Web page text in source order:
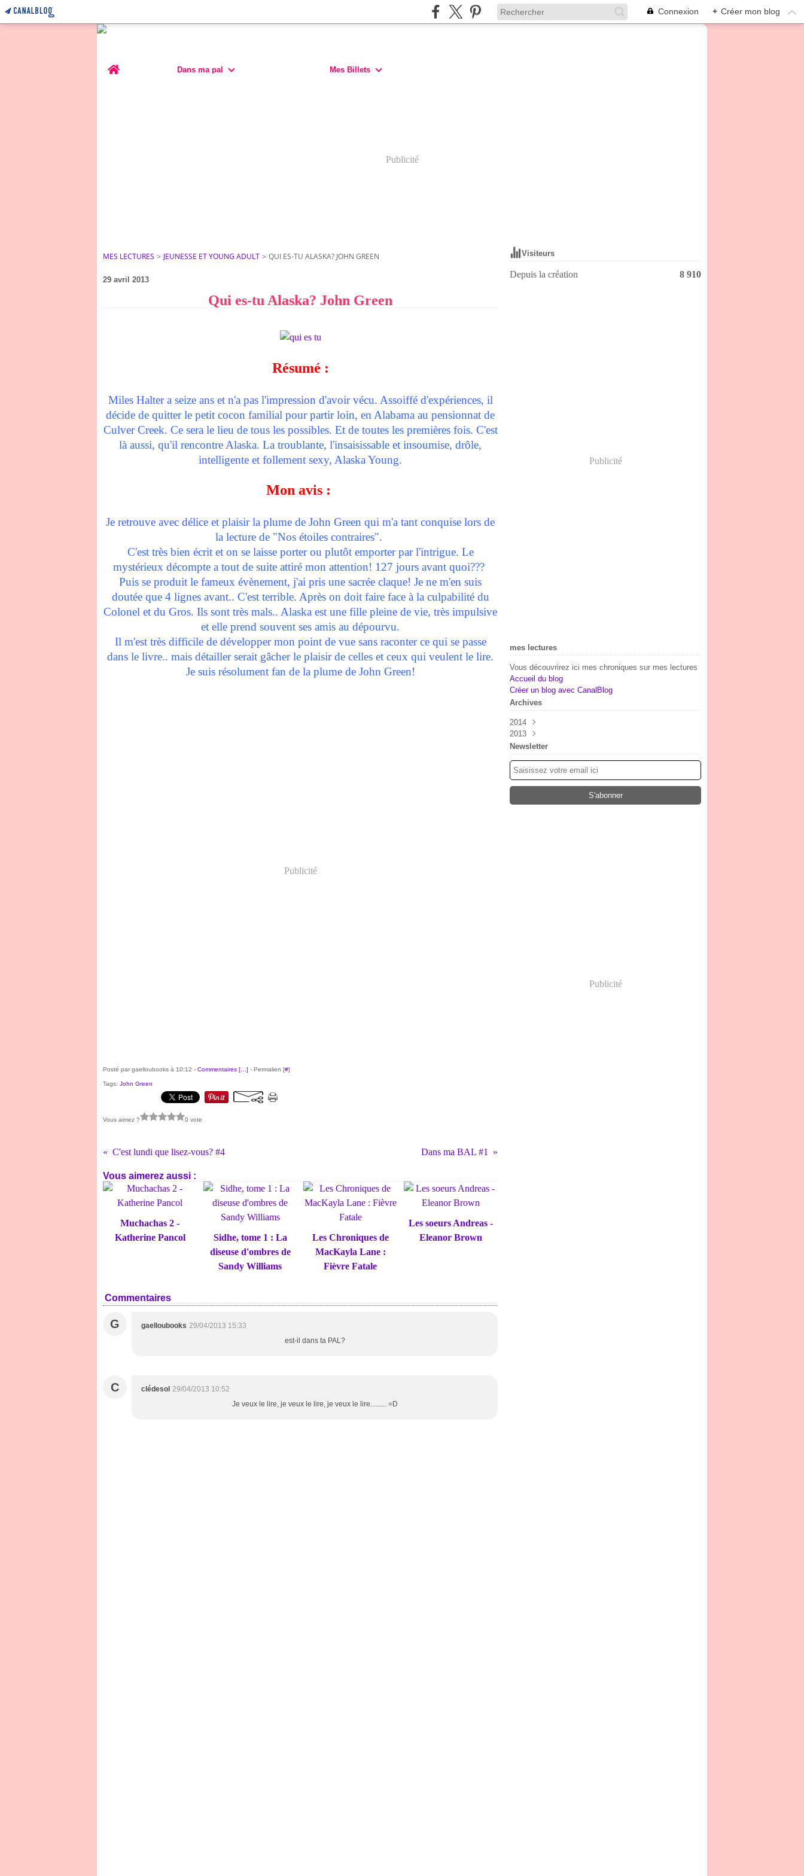
Connexion + Créer mon blog
Home
Dans ma pal Mes Billets
Publicité
MES LECTURES > JEUNESSE ET YOUNG ADULT > QUI ES-TU ALASKA? JOHN GREEN
29 avril 2013
Qui es-tu Alaska? John Green
Résumé :
Miles Halter a seize ans et n'a pas l'impression d'avoir vécu. Assoiffé d'expériences, il
décide de quitter le petit cocon familial pour partir loin, en Alabama au pensionnat de
Culver Creek. Ce sera le lieu de tous les possibles. Et de toutes les premières fois. C'est
là aussi, qu'il rencontre Alaska. La troublante, l'insaisissable et insoumise, drôle,
intelligente et follement sexy, Alaska Young.
Mon avis :
Je retrouve avec délice et plaisir la plume de John Green qui m'a tant conquise lors de
la lecture de "Nos étoiles contraires".
C'est très bien écrit et on se laisse porter ou plutôt emporter par l'intrigue. Le
mystérieux décompte a tout de suite attiré mon attention! 127 jours avant quoi???
Puis se produit le fameux évènement, j'ai pris une sacrée claque! Je ne m'en suis
doutée que 4 lignes avant.. C'est terrible. Après on doit faire face à la culpabilité du
Colonel et du Gros. Ils sont très mals.. Alaska est une fille pleine de vie, très impulsive
et elle prend souvent ses amis au dépourvu.
Il m'est très difficile de développer mon point de vue sans raconter ce qui se passe
dans le livre.. mais détailler serait gâcher le plaisir de celles et ceux qui veulent le lire.
Je suis résolument fan de la plume de John Green!
Publicité
Posté par gaelloubooks à 10:12 - Commentaires [ ] - Permalien [#]
Tags: John Green
Vous aimez ? 0 vote
C'est lundi que lisez-vous? #4 Dans ma BAL #1
Vous aimerez aussi :
Muchachas 2 -
Katherine Pancol
Sidhe, tome 1 : La
diseuse d'ombres de
Sandy Williams
Les Chroniques de
MacKayla Lane :
Fièvre Fatale
Les soeurs Andreas -
Eleanor Brown
Commentaires
G gaelloubooks 29/04/2013 15:33
est-il dans ta PAL?
C clédesol 29/04/2013 10:52
Je veux le lire, je veux le lire, je veux le lire......... =D
Visiteurs
Depuis la création 8 910
Publicité
mes lectures
Vous découvrirez ici mes chroniques sur mes lectures
Accueil du blog
Créer un blog avec CanalBlog
Archives
2014
Mai(1)
Février(2)
2013
Décembre
Novembre(7)
Octobre (10)
Septembre(5)
Newsletter
Publicité